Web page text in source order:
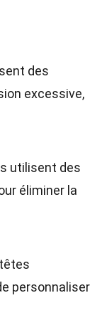
des
excessive,
utilisent des
éliminer la
personnaliser